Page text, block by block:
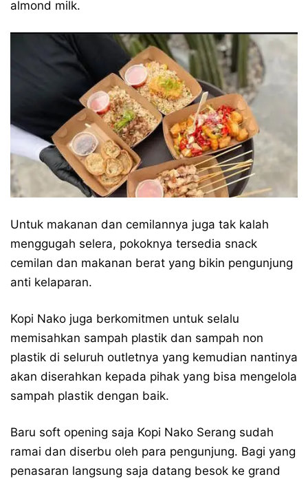
almond milk.
Untuk makanan dan cemilannya juga tak kalah
menggugah selera, pokoknya tersedia snack
cemilan dan makanan berat yang bikin pengunjung
anti kelaparan.
Kopi Nako juga berkomitmen untuk selalu
memisahkan sampah plastik dan sampah non
plastik di seluruh outletnya yang kemudian nantinya
akan diserahkan kepada pihak yang bisa mengelola
sampah plastik dengan baik.
Baru soft opening saja Kopi Nako Serang sudah
ramai dan diserbu oleh para pengunjung. Bagi yang
penasaran langsung saja datang besok ke grand